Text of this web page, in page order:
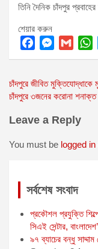
তিনি দৈনিক চাঁদপুর
শেয়ার করুন
F
c
e
o
M
s
s
g
G
a
i
W
a
t
p
Post
navigation
চাঁদপুরে জীবিত মুক্তিযোদ্ধাকে
চাঁদপুরে ৩জনের করোনা শনাক্ত
Leave a Reply
You must be logged in
সর্বশেষ সংবাদ
প্রকৌশল প্রযুক্তি
সিএই সেন্টার, বাংলাদেশ’
৯৭ ব্যাচের বন্ধু